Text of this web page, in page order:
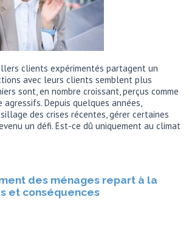
clients expérimentés partagent un
avec leurs clients semblent plus
sont, en nombre croissant, perçus comme
Depuis quelques années,
des crises récentes, gérer certaines
un défi. Est-ce dû uniquement au climat
des ménages repart à la
et conséquences